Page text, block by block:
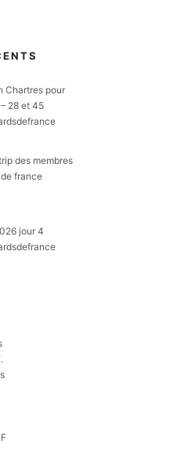
Chartres pour
28 et 45
des membres
france
jour 4